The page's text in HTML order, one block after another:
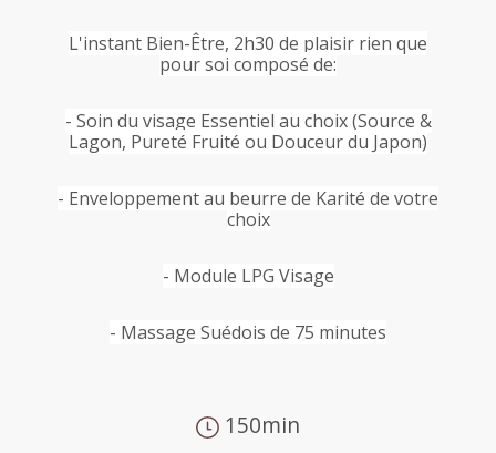
L'instant Bien-Être, 2h30 de plaisir rien que
pour soi composé de:
- Soin du visage Essentiel au choix (Source &
Lagon, Pureté Fruité ou Douceur du Japon)
- Enveloppement au beurre de Karité de votre
choix
- Module LPG Visage
- Massage Suédois de 75 minutes
150min